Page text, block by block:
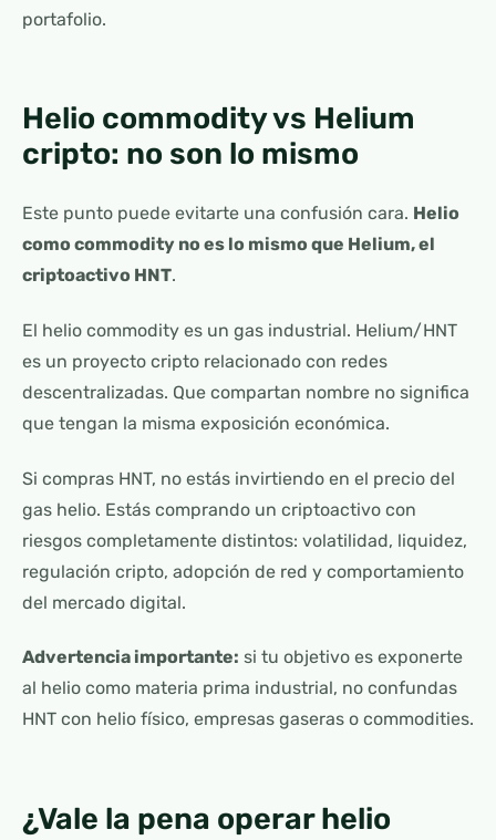
portafolio.
Helio commodity vs Helium
cripto: no son lo mismo
Este punto puede evitarte una confusión cara. Helio
como commodity no es lo mismo que Helium, el
criptoactivo HNT.
El helio commodity es un gas industrial. Helium/HNT
es un proyecto cripto relacionado con redes
descentralizadas. Que compartan nombre no significa
que tengan la misma exposición económica.
Si compras HNT, no estás invirtiendo en el precio del
gas helio. Estás comprando un criptoactivo con
riesgos completamente distintos: volatilidad, liquidez,
regulación cripto, adopción de red y comportamiento
del mercado digital.
Advertencia importante: si tu objetivo es exponerte
al helio como materia prima industrial, no confundas
HNT con helio físico, empresas gaseras o commodities.
¿Vale la pena operar helio